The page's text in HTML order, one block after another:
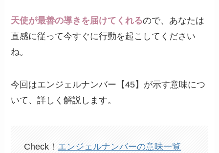
天使が最善の導きを届けてくれるので、あなたは
直感に従って今すぐに行動を起こしてください
ね。
今回はエンジェルナンバー【45】が示す意味につ
いて、詳しく解説します。
Check！ エンジェルナンバーの意味一覧